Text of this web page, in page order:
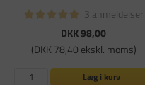
3 anmeldelser
DKK 98,00
(DKK 78,40 ekskl. moms)
Læg i kurv